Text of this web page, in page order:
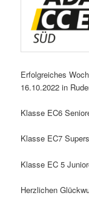
Erfolgreiches
16.10.2022 in
Klasse EC6
Klasse EC7
Klasse EC 5
Herzlichen